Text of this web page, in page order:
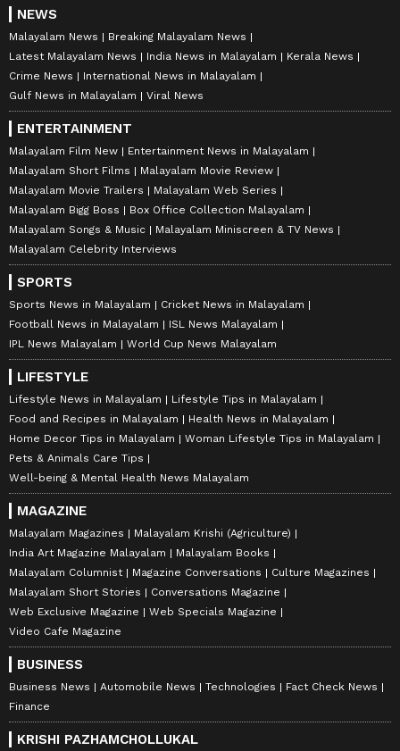
NEWS
Malayalam News
Breaking Malayalam News
Latest Malayalam News
India News in Malayalam
Kerala News
Crime News
International News in Malayalam
Gulf News in Malayalam
Viral News
ENTERTAINMENT
Malayalam Film New
Entertainment News in Malayalam
Malayalam Short Films
Malayalam Movie Review
Malayalam Movie Trailers
Malayalam Web Series
Malayalam Bigg Boss
Box Office Collection Malayalam
Malayalam Songs & Music
Malayalam Miniscreen & TV News
Malayalam Celebrity Interviews
SPORTS
Sports News in Malayalam
Cricket News in Malayalam
Football News in Malayalam
ISL News Malayalam
IPL News Malayalam
World Cup News Malayalam
LIFESTYLE
Lifestyle News in Malayalam
Lifestyle Tips in Malayalam
Food and Recipes in Malayalam
Health News in Malayalam
Home Decor Tips in Malayalam
Woman Lifestyle Tips in Malayalam
Pets & Animals Care Tips
Well-being & Mental Health News Malayalam
MAGAZINE
Malayalam Magazines
Malayalam Krishi (Agriculture)
India Art Magazine Malayalam
Malayalam Books
Malayalam Columnist
Magazine Conversations
Culture Magazines
Malayalam Short Stories
Conversations Magazine
Web Exclusive Magazine
Web Specials Magazine
Video Cafe Magazine
BUSINESS
Business News Automobile News Technologies
Fact Check News
Finance
KRISHI PAZHAMCHOLLUKAL